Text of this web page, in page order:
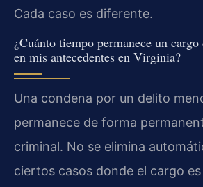
Cada caso es diferente.
¿Cuánto tiempo permanece un
en mis antecedentes en Virginia?
Una condena por un delito
permanece de forma
criminal. No se elimina
ciertos casos donde el cargo